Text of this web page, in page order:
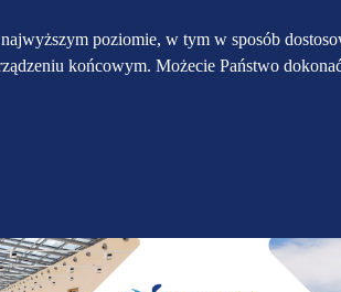
poziomie, w tym w sposób
końcowym. Możecie Państwo
do głównego
menu
Przejdź do treści
Przejdź do mapy
serwisu